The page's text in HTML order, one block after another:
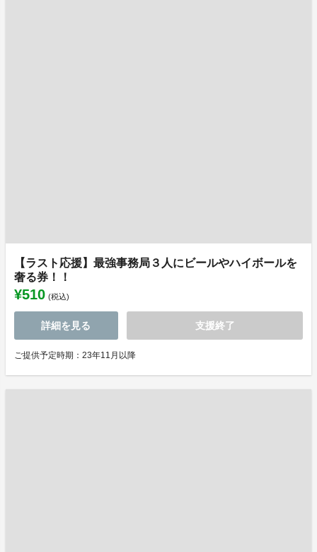
【ラスト応援】最強事務局３人にビールやハイボールを
奢る券！！
¥510 (税込)
詳細を見る 支援終了
ご提供予定時期：23年11月以降